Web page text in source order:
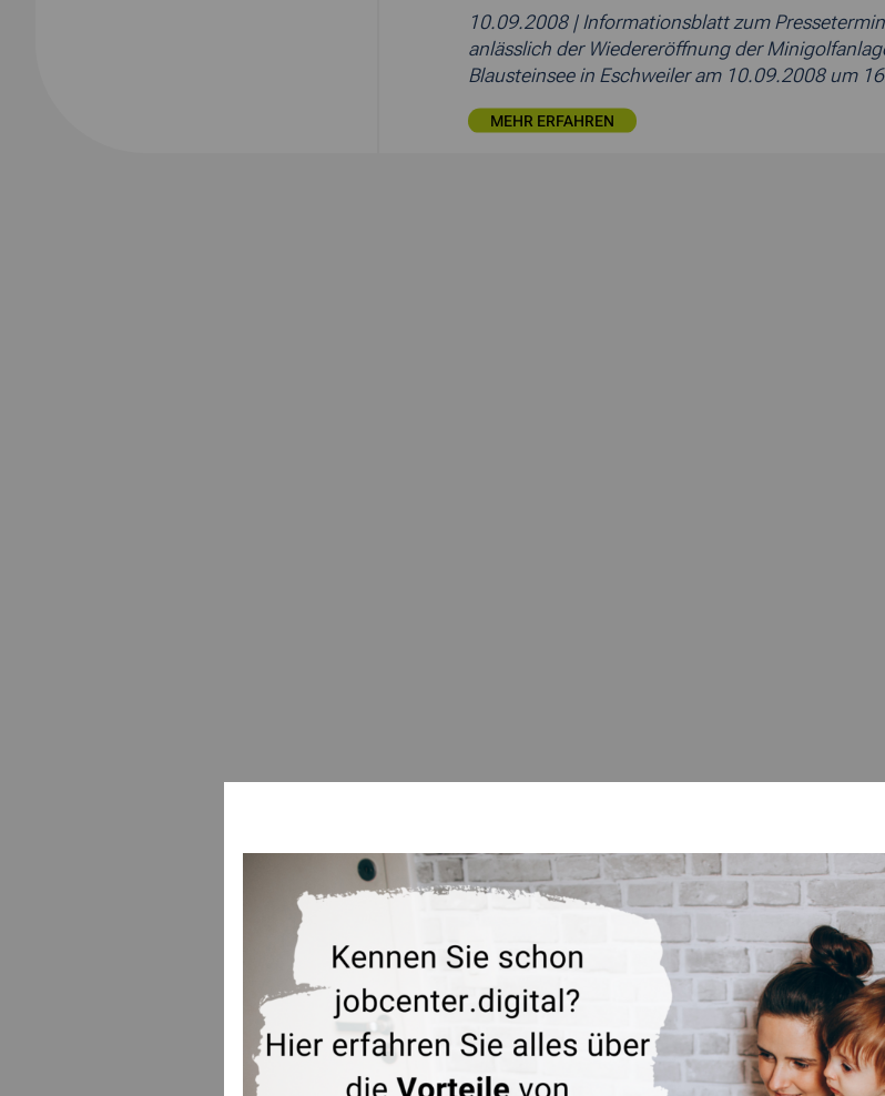
10.09.2008 | Informationsblatt zum Pressetermin
anlässlich der Wiedereröffnung der
Blausteinsee in Eschweiler am 10.09.2008 um
MEHR ERFAHREN